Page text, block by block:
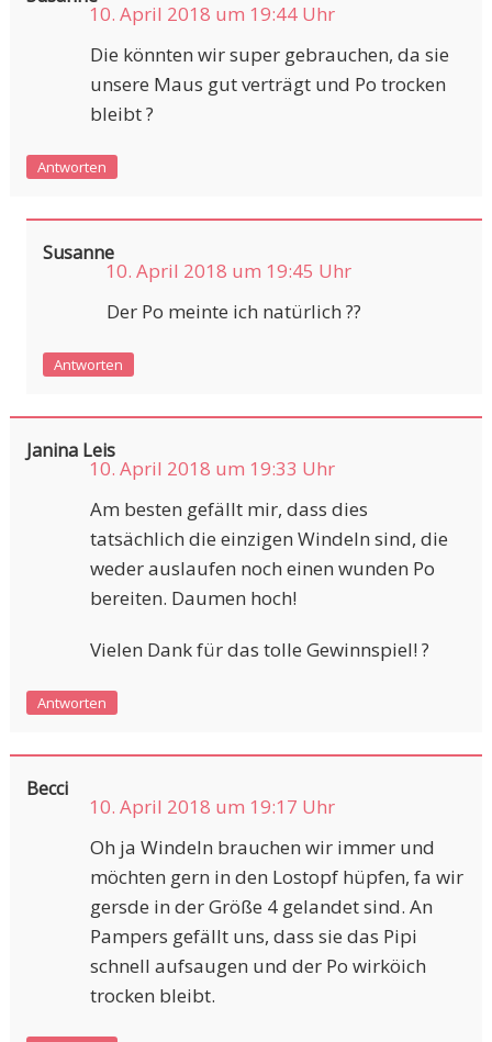
10. April 2018 um 19:44 Uhr
Die könnten wir super gebrauchen, da sie
unsere Maus gut verträgt und Po trocken
bleibt ?
Antworten
Susanne
10. April 2018 um 19:45 Uhr
Der Po meinte ich natürlich ??
Antworten
Janina Leis
10. April 2018 um 19:33 Uhr
Am besten gefällt mir, dass dies
tatsächlich die einzigen Windeln sind, die
weder auslaufen noch einen wunden Po
bereiten. Daumen hoch!
Vielen Dank für das tolle Gewinnspiel! ?
Antworten
Becci
10. April 2018 um 19:17 Uhr
Oh ja Windeln brauchen wir immer und
möchten gern in den Lostopf hüpfen, fa wir
gersde in der Größe 4 gelandet sind. An
Pampers gefällt uns, dass sie das Pipi
schnell aufsaugen und der Po wirköich
trocken bleibt.